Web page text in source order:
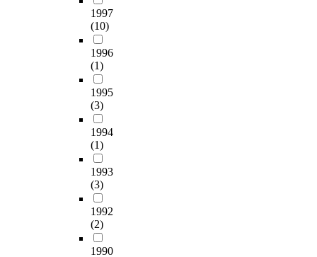
1997
(10)
1996
(1)
1995
(3)
1994
(1)
1993
(3)
1992
(2)
1990